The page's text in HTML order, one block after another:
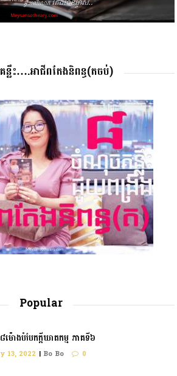
ះ….អាជីពតែងនិពន្ធ(តចប់)
Popular
ម៉ោងបំបែកក្តីឃាតកម្ម ភាគទី៦
13, 2022 | Bo Bo 0